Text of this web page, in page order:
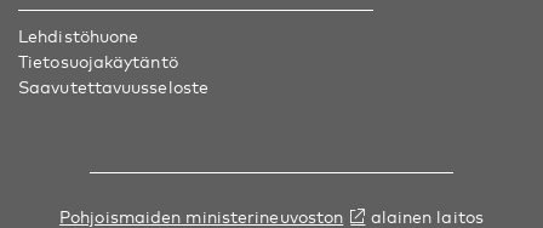
Lehdistöhuone
Tietosuojakäytäntö
Saavutettavuusseloste
Pohjoismaiden ministerineuvoston alainen laitos